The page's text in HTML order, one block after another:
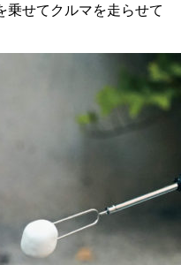
乗せてクルマを走らせて